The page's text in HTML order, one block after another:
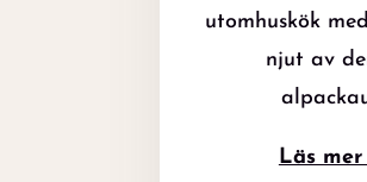
utomhuskök
njut av
Läs